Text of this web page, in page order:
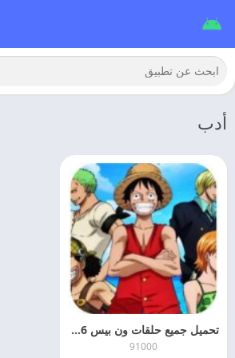
أدب
تحميل جميع حلقات ون بيس 2026 One Piece مهكر اخر اصدار
91000